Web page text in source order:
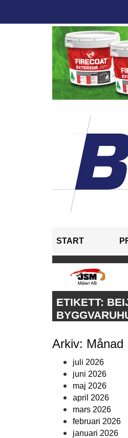
START
ETIKETT:
Arkiv: Månad
juli 2026
juni 2026
maj 2026
april 2026
mars 2026
februari 2026
januari 2026